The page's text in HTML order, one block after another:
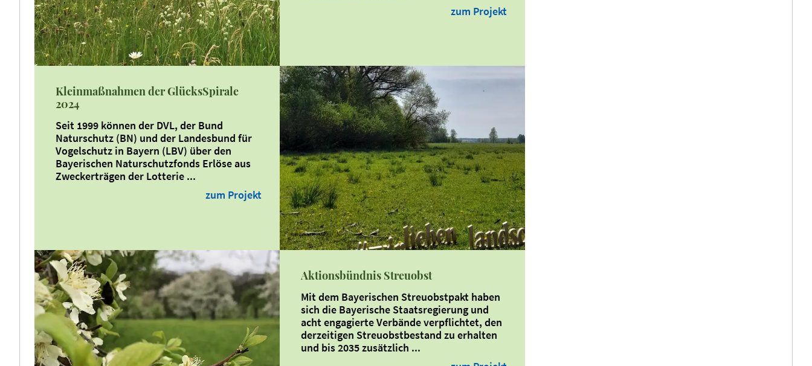
zum Projekt
Kleinmaßnahmen der GlücksSpirale
2024
Seit 1999 können der DVL, der Bund
Naturschutz (BN) und der Landesbund für
Vogelschutz in Bayern (LBV) über den
Bayerischen Naturschutzfonds Erlöse aus
Zweckerträgen der Lotterie ...
zum Projekt
Aktionsbündnis Streuobst
Mit dem Bayerischen Streuobstpakt haben
sich die Bayerische Staatsregierung und
acht engagierte Verbände verpflichtet, den
derzeitigen Streuobstbestand zu erhalten
und bis 2035 zusätzlich ...